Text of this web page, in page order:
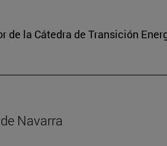
la Cátedra de Transición
Navarra